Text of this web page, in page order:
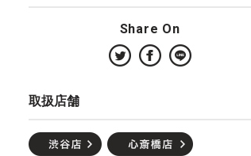
Share On
取扱店舗